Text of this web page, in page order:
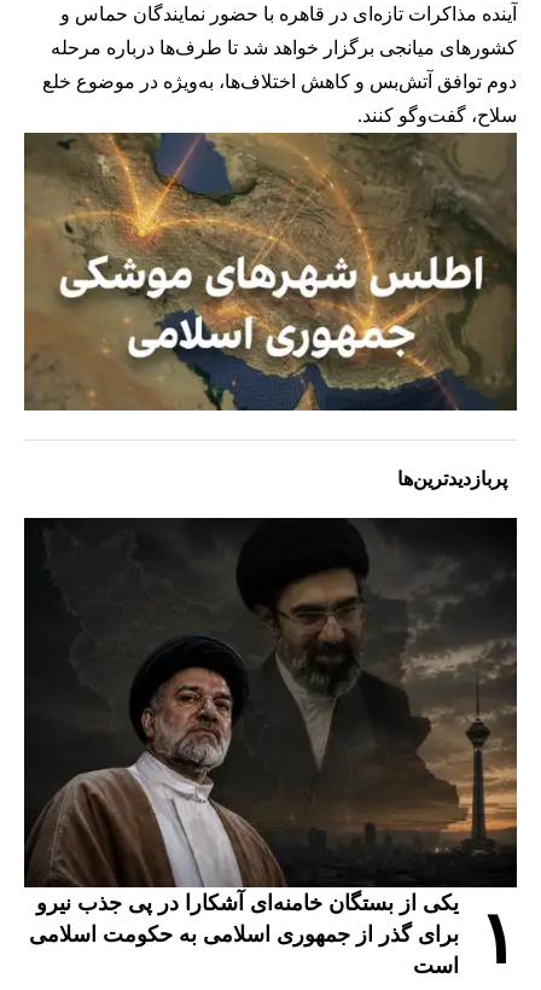
آینده مذاکرات تازه‌ای در قاهره با حضور نمایندگان حماس و
کشورهای میانجی برگزار خواهد شد تا طرف‌ها درباره مرحله
دوم توافق آتش‌بس و کاهش اختلاف‌ها، به‌ویژه در موضوع خلع
سلاح، گفت‌وگو کنند.
پربازدیدترین‌ها
۱
یکی از بستگان خامنه‌ای آشکارا در پی جذب نیرو
برای گذر از جمهوری اسلامی به حکومت اسلامی
است